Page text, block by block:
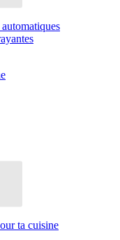
ta cuisine